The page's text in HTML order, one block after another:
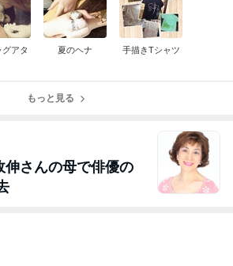
アタ
夏のヘナ 手描きTシャツ
もっと見る
伸さんの母で俳優の